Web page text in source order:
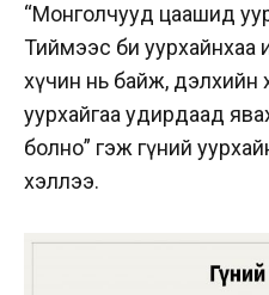
“Монголчууд цаашид
Тиймээс би уурхайнхаа
хүчин нь байж,
уурхайгаа удирдаад
болно” гэж гүний
хэллээ.